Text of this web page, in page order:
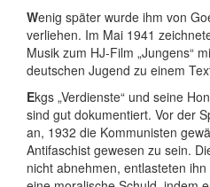
Wenig später wurde ihm von
verliehen. Im Mai 1941
Musik zum HJ-Film „Jungens“
deutschen Jugend zu einem
Ekgs „Verdienste“ und seine
sind gut dokumentiert. Vor der
an, 1932 die Kommunisten
Antifaschist gewesen zu sein.
nicht abnehmen, entlasteten